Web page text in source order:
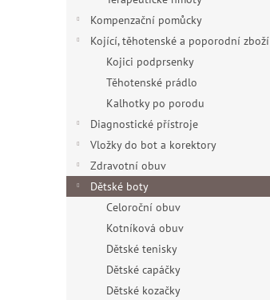
Kompenzační pomůcky
Kojící, těhotenské a poporodní zboží
Kojici podprsenky
Těhotenské prádlo
Kalhotky po porodu
Diagnostické přístroje
Vložky do bot a korektory
Zdravotní obuv
Dětské boty
Celoroční obuv
Kotníková obuv
Dětské tenisky
Dětské capáčky
Dětské kozačky